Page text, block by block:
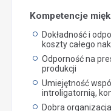
Kompetencje
Dokładność i
koszty całego
Odporność na
produkcji
Umiejętność
introligatornią,
Dobra